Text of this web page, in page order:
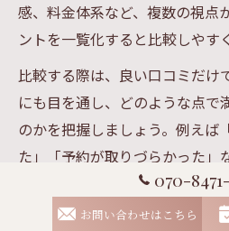
感、料金体系など、複数の視点
ントを一覧化すると比較しやす
比較する際は、良い口コミだけ
にも目を通し、どのような点で
のかを把握しましょう。例えば
た」「予約が取りづらかった」
もとに自分の希望と照らし合わ
エステ選びにつながります。口
070-
お問い合わせはこちら